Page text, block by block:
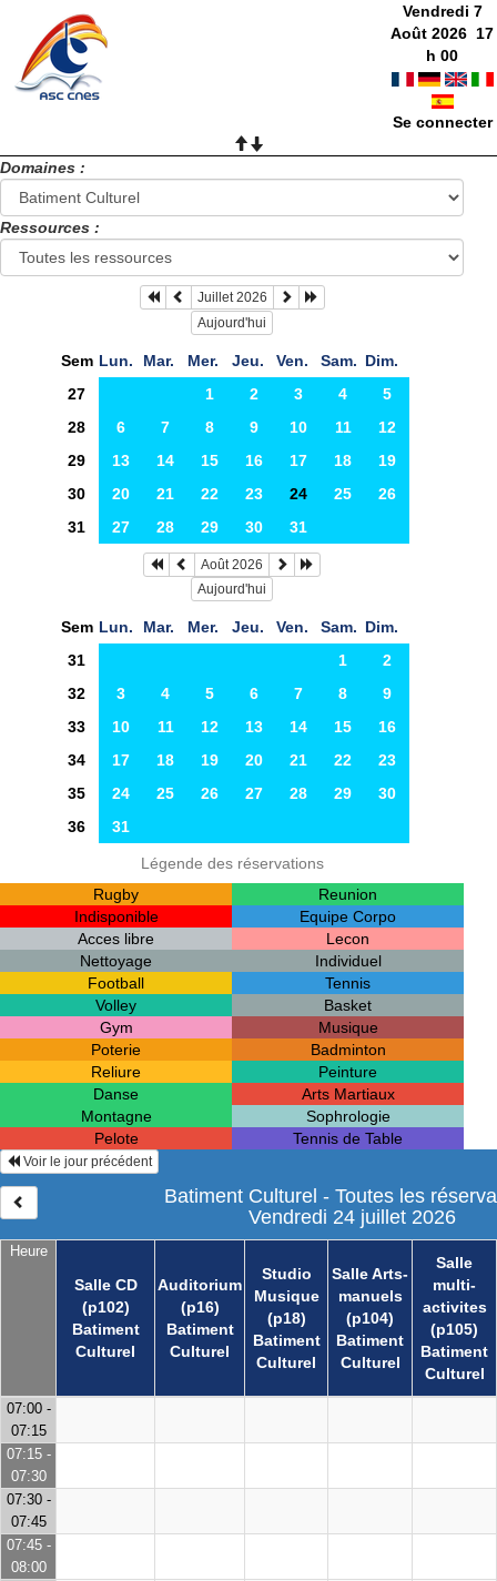
Vendredi 7
Août 2026 17
h00
Se connecter
Domaines :
Ressources :
Juillet 2026
Aujourd'hui
Sem Lun. Mar. Mer. Jeu. Ven. Sam. Dim.
27
1 2 3 4
5
28
6 7 8 9 10 11
12
29
13 14 15 16 17 18
19
30
20 21 22 23 24 25
26
31
27 28 29 30 31
Août 2026
Aujourd'hui
Sem Lun. Mar. Mer. Jeu. Ven. Sam. Dim.
31
1
2
32
3 4 5 6 7 8
9
33
10 11 12 13 14 15
16
34
17 18 19 20 21 22
23
35
24 25 26 27 28 29
30
36
31
Légende des réservations
Rugby
Reunion
Indisponible
Equipe Corpo
Acces libre
Lecon
Nettoyage
Individuel
Football
Tennis
Volley
Basket
Gym
Musique
Poterie
Badminton
Reliure
Peinture
Danse
Arts Martiaux
Montagne
Sophrologie
Pelote
Tennis de Table
Heure
Salle CD
(p102)
Batiment
Culturel
Auditorium
(p16)
Batiment
Culturel
Studio
Musique
(p18)
Batiment
Culturel
Salle Arts-
manuels
(p104)
Batiment
Culturel
Salle
multi-
activites
(p105)
Batiment
Culturel
Voir le jour précédent
Batiment Culturel - Toutes les
Vendredi 24 juillet 2026
07:00 -
07:15
07:15 -
07:30
07:30 -
07:45
07:45 -
08:00